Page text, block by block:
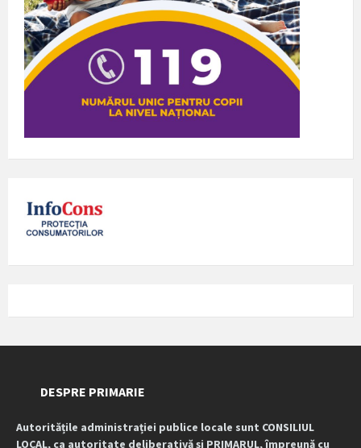
DESPRE PRIMARIE
Autoritățile administrației publice locale sunt CONSILIUL
LOCAL, ca autoritate deliberativă și PRIMARUL, împreună cu